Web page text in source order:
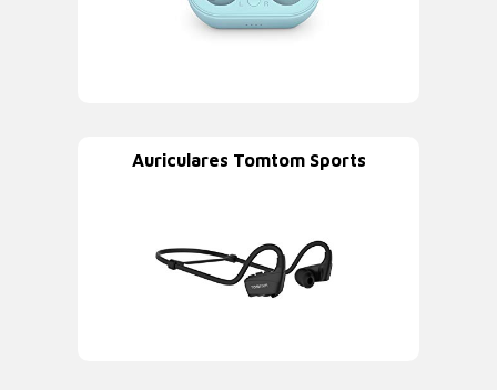
Auriculares Tomtom Sports